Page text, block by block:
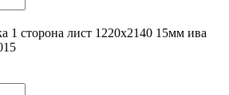
сторона лист 1220х2140 15мм ива